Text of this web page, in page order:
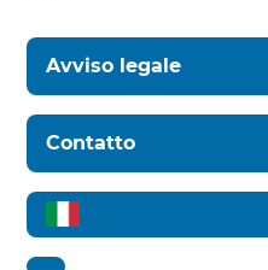
Avviso legale
Contatto